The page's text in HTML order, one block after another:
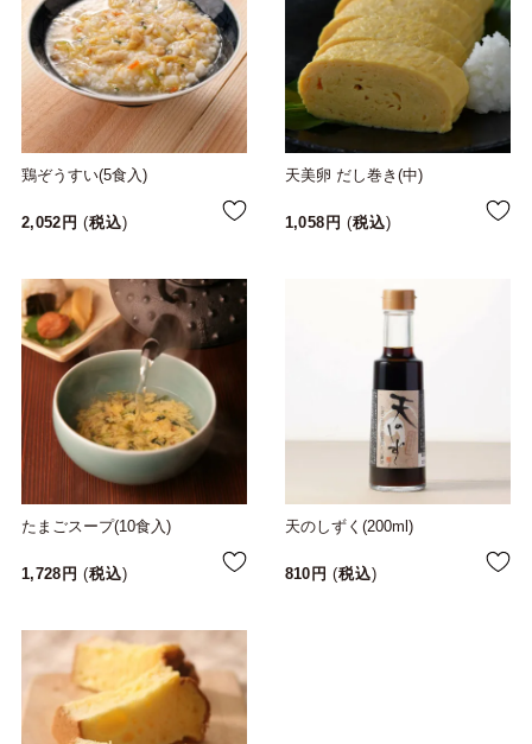
鶏ぞうすい(5食入)
2,052 税込
天美卵 だし巻き(中)
1,058 税込
たまごスープ(10食入)
1,728 税込
天のしずく(200ml)
810 税込